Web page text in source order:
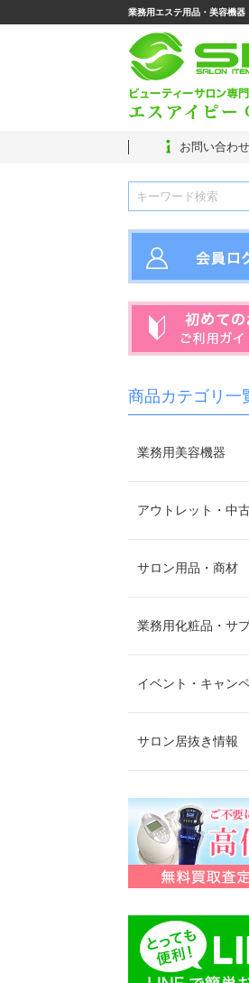
業務用エステ用品・美容機
お問い合わせ
商品カテゴリ一
業務用美容機器
アウトレット・中
サロン用品・商材
業務用化粧品・サ
イベント・キャン
サロン居抜き情報